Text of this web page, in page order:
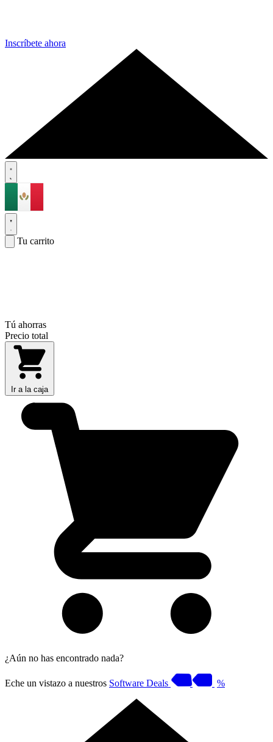
Inscríbete ahora
Tu carrito
Tú ahorras
Precio total
Ir a la caja
¿Aún no has encontrado nada?
Eche un vistazo a nuestros Software Deals %